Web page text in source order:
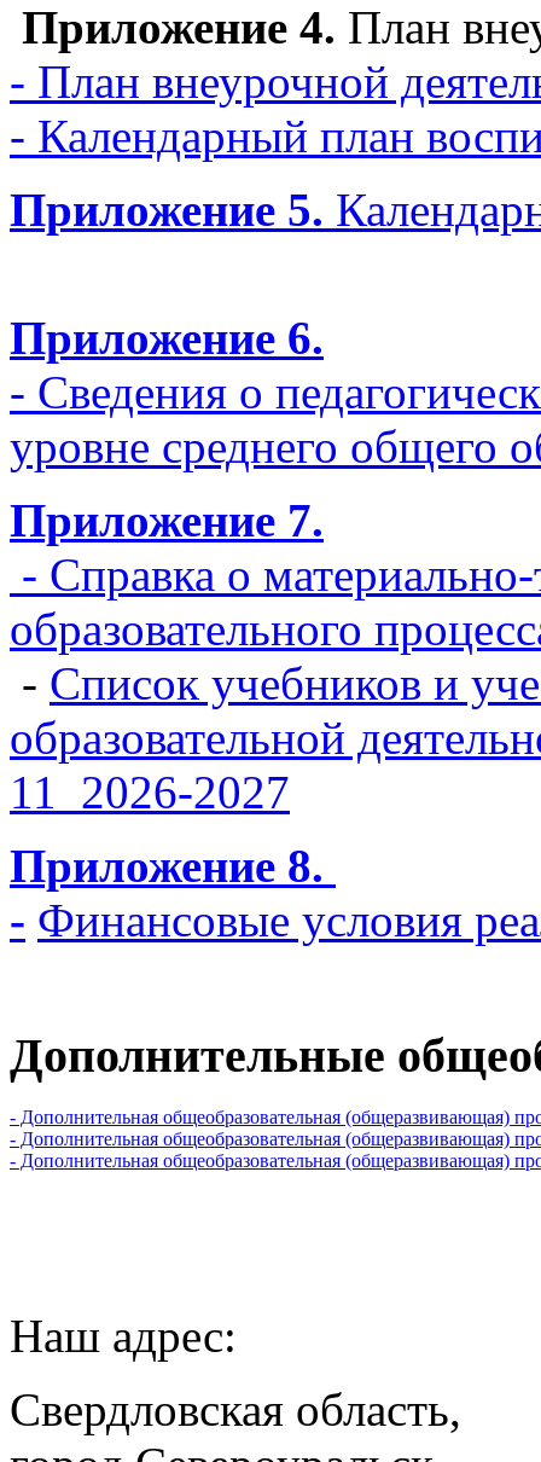
Приложение 4. План
- План внеурочной
- Календарный план
Приложение 5.
Приложение 6.
- Сведения о
уровне среднего общего
Приложение 7.
- Справка о
образовательного
- Список учебников и
образовательной
11_2026-2027
Приложение 8.
- Финансовые условия
Дополнительные
- Дополнительная общеобразовательная (общеразвивающая)
- Дополнительная общеобразовательная (общеразвивающая)
- Дополнительная общеобразовательная (общеразвивающая)
Наш адрес:
Свердловская область,